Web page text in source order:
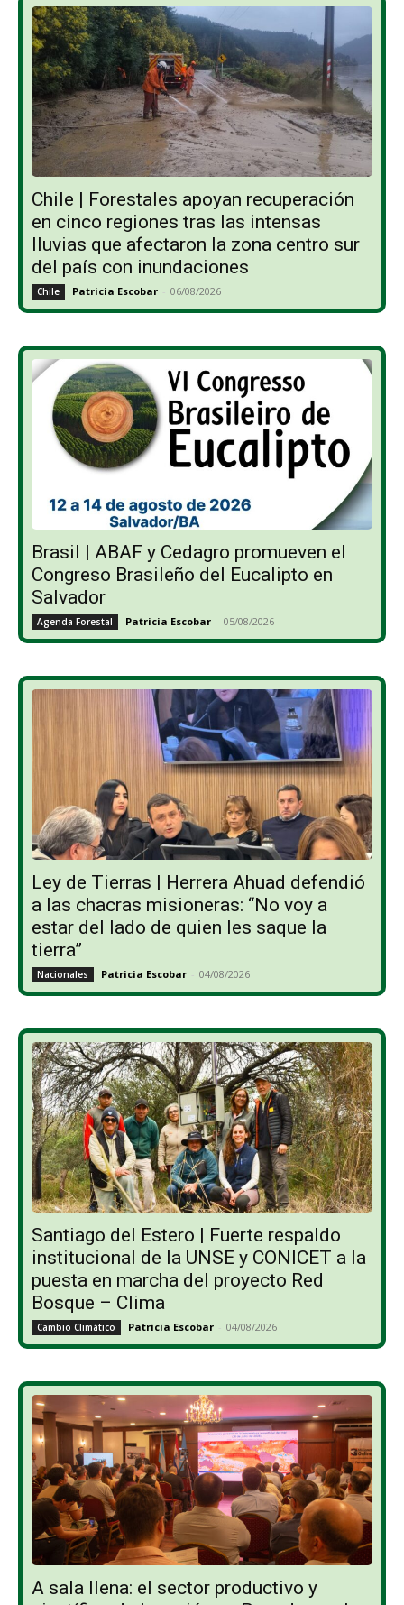
Chile | Forestales apoyan recuperación
en cinco regiones tras las intensas
lluvias que afectaron la zona centro sur
del país con inundaciones
Chile Patricia Escobar - 06/08/2026
Brasil | ABAF y Cedagro promueven el
Congreso Brasileño del Eucalipto en
Salvador
Agenda Forestal Patricia Escobar - 05/08/2026
Ley de Tierras | Herrera Ahuad defendió
a las chacras misioneras: “No voy a
estar del lado de quien les saque la
tierra”
Nacionales Patricia Escobar - 04/08/2026
Santiago del Estero | Fuerte respaldo
institucional de la UNSE y CONICET a la
puesta en marcha del proyecto Red
Bosque – Clima
Cambio Climático Patricia Escobar - 04/08/2026
A sala llena: el sector productivo y